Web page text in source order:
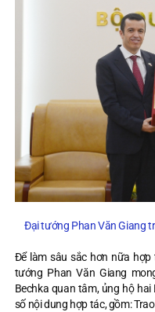
Đại tướng Phan Văn Giang
Để làm sâu sắc hơn nữa hợp
tướng Phan Văn Giang
Bechka quan tâm, ủng hộ
số nội dung hợp tác, gồm: